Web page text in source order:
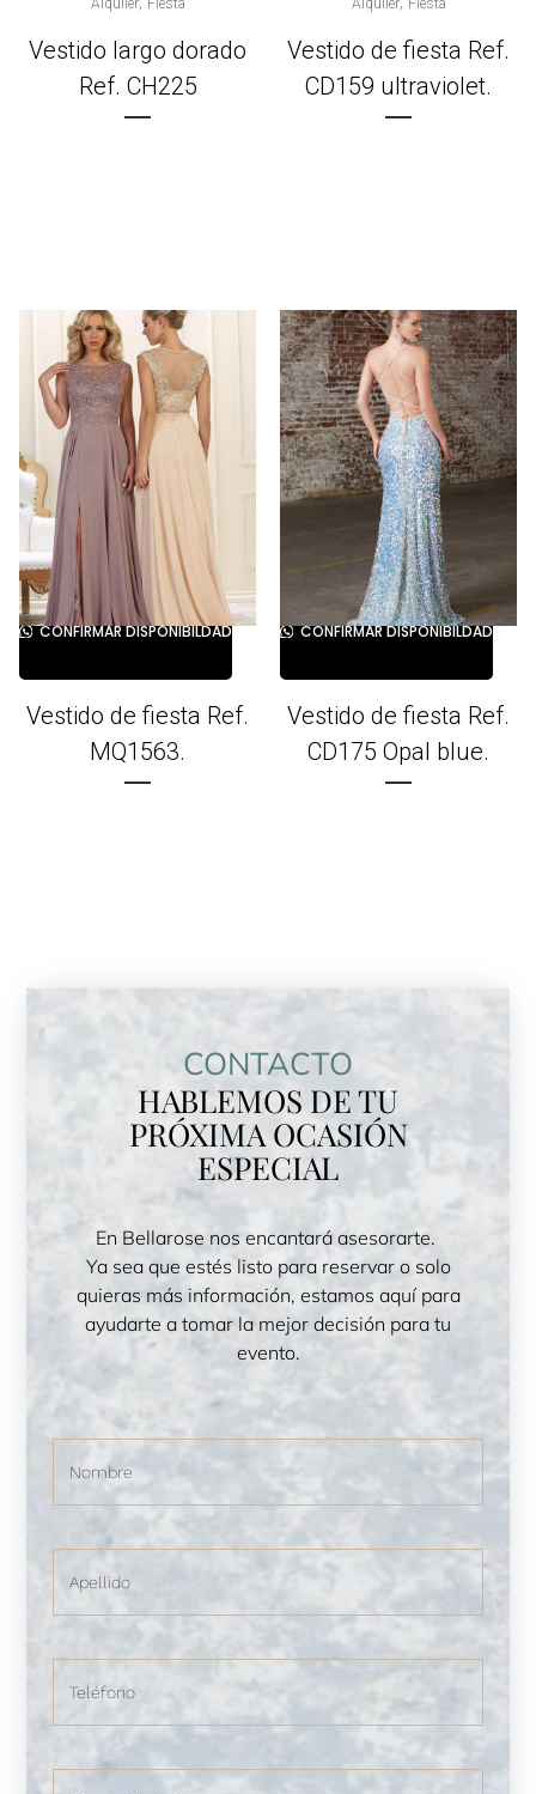
Alquiler Fiesta
Vestido largo dorado
Ref. CH225
CONFIRMAR DISPONIBILDAD
Alquiler Fiesta
Vestido de fiesta Ref.
CD159 ultraviolet.
CONFIRMAR DISPONIBILDAD
Vestido de fiesta Ref.
MQ1563.
CONFIRMAR DISPONIBILDAD
Vestido de fiesta Ref.
CD175 Opal blue.
CONFIRMAR DISPONIBILDAD
CONTACTO
HABLEMOS DE TU
PRÓXIMA OCASIÓN
ESPECIAL
En Bellarose nos encantará asesorarte.
Ya sea que estés listo para reservar o solo
quieras más información, estamos aquí para
ayudarte a tomar la mejor decisión para tu
evento.